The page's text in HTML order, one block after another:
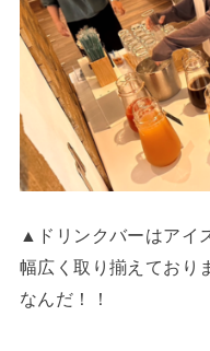
▲ドリンクバーはアイ
幅広く取り揃えており
なんだ！！